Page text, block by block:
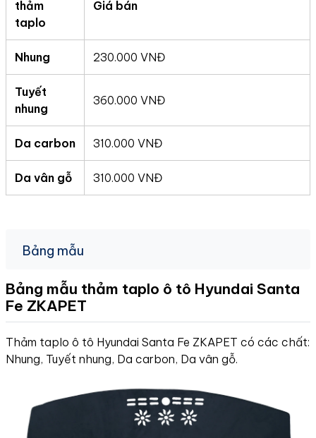
thảm
taplo
Giá bán
Nhung 230.000 VNĐ
Tuyết
nhung
360.000 VNĐ
Da carbon 310.000 VNĐ
Da vân gỗ 310.000 VNĐ
Bảng mẫu
Bảng mẫu thảm taplo ô tô Hyundai Santa
Fe ZKAPET
Thảm taplo ô tô Hyundai Santa Fe ZKAPET có các chất:
Nhung, Tuyết nhung, Da carbon, Da vân gỗ.